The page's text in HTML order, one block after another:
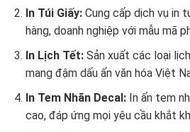
In Túi Giấy:Cung cấp dịch vụ in
hàng, doanh nghiệp với mẫu mã
In Lịch Tết:Sản xuất các loại
mang đậm dấu ấn văn hóa Việt
In Tem Nhãn Decal:In ấn tem
cao, đáp ứng mọi yêu cầu khắt